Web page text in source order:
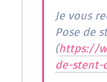
Je vous
Pose de
(https://
de-stent-